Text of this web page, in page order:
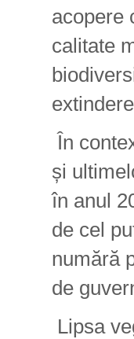
acopere
calitate
În
și
în anul
de cel
numără
de
Lipsa